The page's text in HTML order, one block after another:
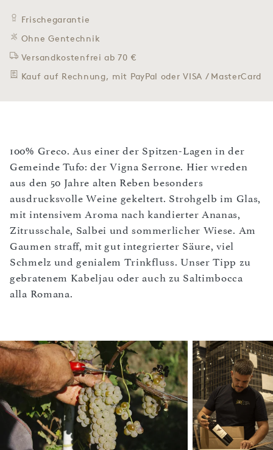
Frischegarantie
Ohne Gentechnik
Versandkostenfrei ab 70 €
Kauf auf Rechnung, mit PayPal oder VISA / MasterCard
100% Greco. Aus einer der Spitzen-Lagen in der
Gemeinde Tufo: der Vigna Serrone. Hier wreden
aus den 50 Jahre alten Reben besonders
ausdrucksvolle Weine gekeltert. Strohgelb im Glas,
mit intensivem Aroma nach kandierter Ananas,
Zitrusschale, Salbei und sommerlicher Wiese. Am
Gaumen straff, mit gut integrierter Säure, viel
Schmelz und genialem Trinkfluss. Unser Tipp zu
gebratenem Kabeljau oder auch zu Saltimbocca
alla Romana.